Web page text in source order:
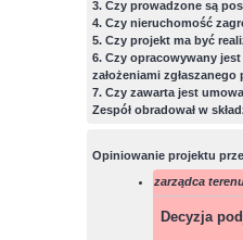
3. Czy prowadzone są
4. Czy nieruchomość
5. Czy projekt ma być
6. Czy opracowywany
założeniami zgłaszanego
7. Czy zawarta jest
Zespół obradował w
Opiniowanie projektu
zarządca
Decyzja